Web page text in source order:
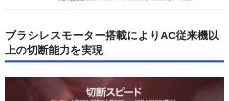
ブラシレスモーター搭載によりAC従来機以
上の切断能力を実現